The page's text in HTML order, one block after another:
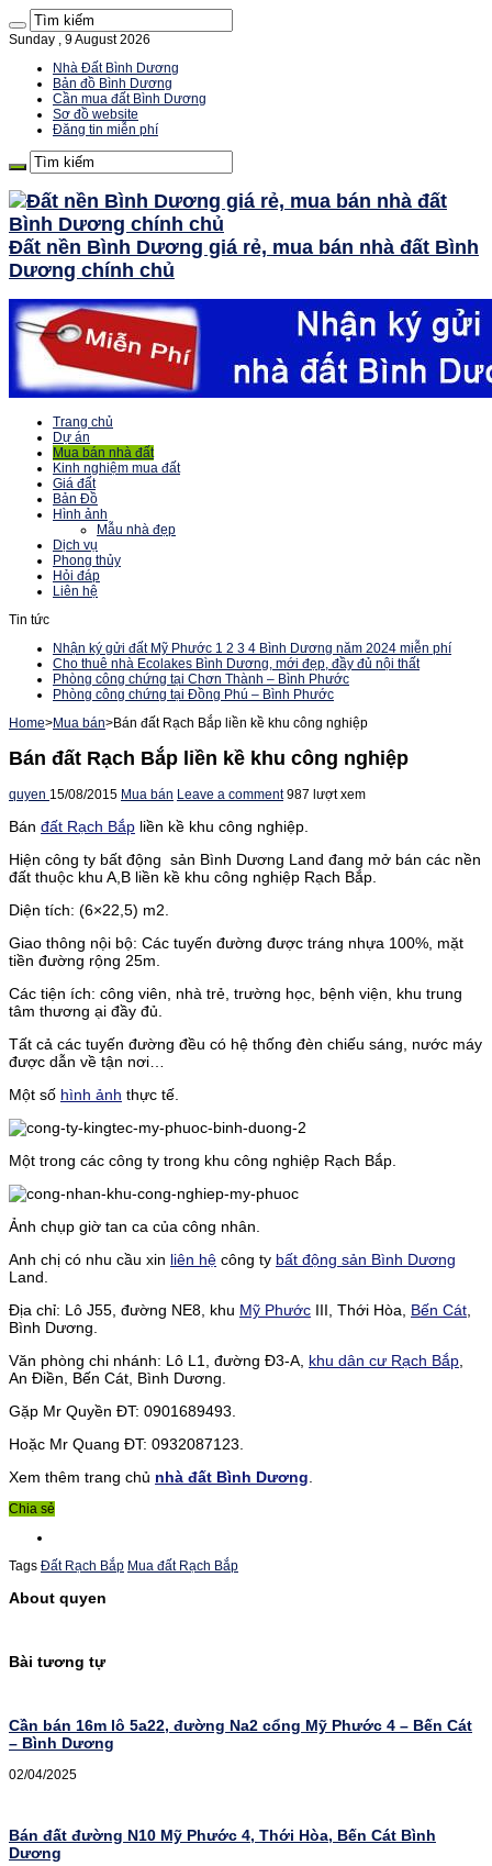
Sunday , 9 August 2026
Nhà Đất Bình Dương
Bản đồ Bình Dương
Cần mua đất Bình Dương
Sơ đồ website
Đăng tin miễn phí
Đất nền Bình Dương giá rẻ, mua bán nhà đất Bình
Dương chính chủ
Trang chủ
Dự án
Mua bán nhà đất
Kinh nghiệm mua đất
Giá đất
Bản Đồ
Hình ảnh
Mẫu nhà đẹp
Dịch vụ
Phong thủy
Hỏi đáp
Liên hệ
Tin tức
Nhận ký gửi đất Mỹ Phước 1 2 3 4 Bình Dương năm 2024 miễn phí
Cho thuê nhà Ecolakes Bình Dương, mới đẹp, đầy đủ nội thất
Phòng công chứng tại Chơn Thành – Bình Phước
Phòng công chứng tại Đồng Phú – Bình Phước
Home>Mua bán>Bán đất Rạch Bắp liền kề khu công nghiệp
Bán đất Rạch Bắp liền kề khu công nghiệp
quyen 15/08/2015 Mua bán Leave a comment 987 lượt xem
Bán đất Rạch Bắp liền kề khu công nghiệp.
Hiện công ty bất động sản Bình Dương Land đang mở bán các nền
đất thuộc khu A,B liền kề khu công nghiệp Rạch Bắp.
Diện tích: (6×22,5) m2.
Giao thông nội bộ: Các tuyến đường được tráng nhựa 100%, mặt
tiền đường rộng 25m.
Các tiện ích: công viên, nhà trẻ, trường học, bệnh viện, khu trung
tâm thương ại đầy đủ.
Tất cả các tuyến đường đều có hệ thống đèn chiếu sáng, nước máy
được dẫn về tận nơi…
Một số hình ảnh thực tế.
Một trong các công ty trong khu công nghiệp Rạch Bắp.
Ảnh chụp giờ tan ca của công nhân.
Anh chị có nhu cầu xin liên hệ công ty bất động sản Bình Dương
Land.
Địa chỉ: Lô J55, đường NE8, khu Mỹ Phước III, Thới Hòa, Bến Cát
Bình Dương.
Văn phòng chi nhánh: Lô L1, đường Đ3-A, khu dân cư Rạch Bắp
An Điền, Bến Cát, Bình Dương.
Gặp Mr Quyền ĐT: 0901689493.
Hoặc Mr Quang ĐT: 0932087123.
Xem thêm trang chủ nhà đất Bình Dương
Chia sẻ
Tags Đất Rạch Bắp Mua đất Rạch Bắp
About quyen
Bài tương tự
Cần bán 16m lô 5a22, đường Na2 cổng Mỹ Phước 4 – Bến Cát
– Bình Dương
02/04/2025
Bán đất đường N10 Mỹ Phước 4, Thới Hòa, Bến Cát Bình
Dương